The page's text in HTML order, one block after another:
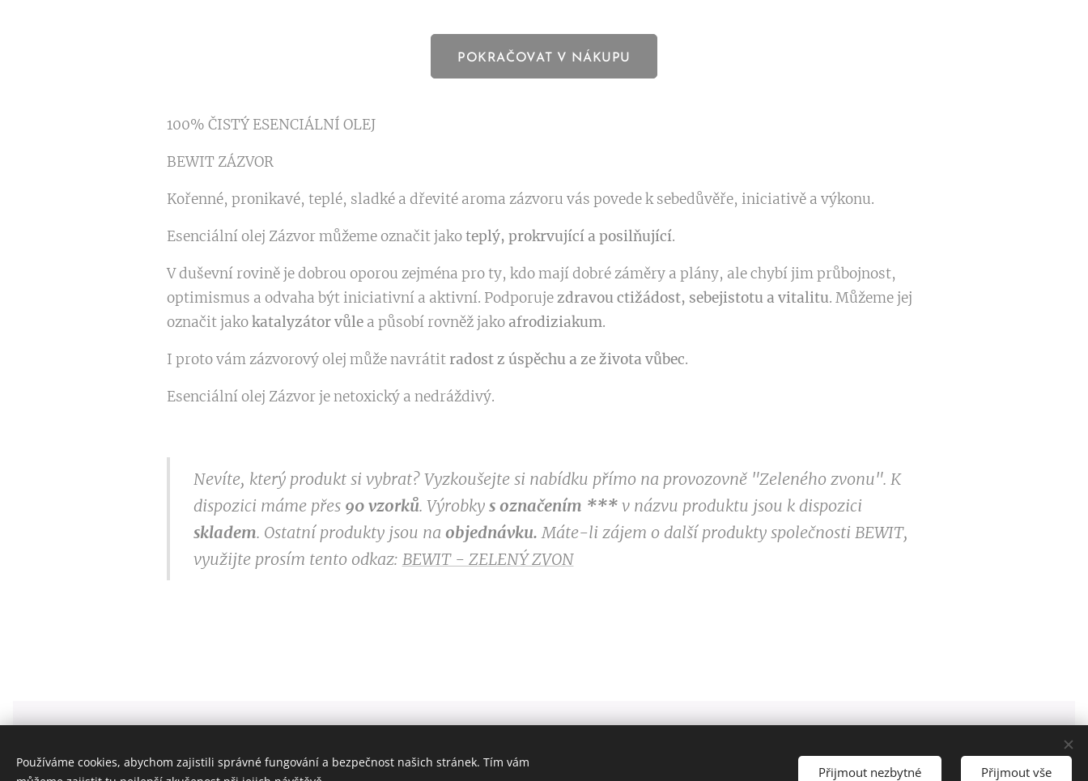
POKRAČOVAT V NÁKUPU
100% ČISTÝ ESENCIÁLNÍ OLEJ
BEWIT ZÁZVOR
Kořenné, pronikavé, teplé, sladké a dřevité aroma zázvoru vás povede k sebedůvěře, iniciativě a výkonu.
Esenciální olej Zázvor můžeme označit jakoteplý, prokrvující a posilňující.
V duševní rovině je dobrou oporou zejména pro ty, kdo mají dobré záměry a plány, ale chybí jim průbojnost,
optimismus a odvaha být iniciativní a aktivní. Podporujezdravou ctižádost, sebejistotu a vitalitu. Můžeme jej
označit jakokatalyzátor vůlea působí rovněž jako afrodiziakum.
I proto vám zázvorový olej může navrátit radost z úspěchu a ze života vůbec.
Esenciální olej Zázvor je netoxický a nedráždivý.
Nevíte, který produkt si vybrat? Vyzkoušejte si nabídku přímo na provozovně "Zeleného zvonu". K
dispozici máme přes 90 vzorků. Výrobky s označením ***v názvu produktu jsou k dispozici
skladem. Ostatní produkty jsou na objednávku. Máte-li zájem o další produkty společnosti BEWIT,
využijte prosím tento odkaz: BEWIT - ZELENÝ ZVON
Všechna práva vyhrazena 2020
Používáme cookies, abychom zajistili správné fungování a bezpečnost našich stránek. Tím vám
Přijmout nezbytné Přijmout vše